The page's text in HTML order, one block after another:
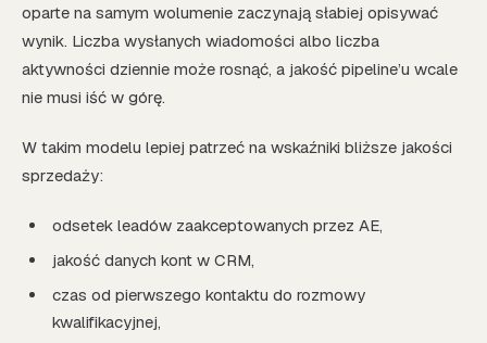
oparte na samym wolumenie zaczynają słabiej opisywać
wynik. Liczba wysłanych wiadomości albo liczba
aktywności dziennie może rosnąć, a jakość pipeline’u wcale
nie musi iść w górę.
W takim modelu lepiej patrzeć na wskaźniki bliższe jakości
sprzedaży:
odsetek leadów zaakceptowanych przez AE,
jakość danych kont w CRM,
czas od pierwszego kontaktu do rozmowy
kwalifikacyjnej,